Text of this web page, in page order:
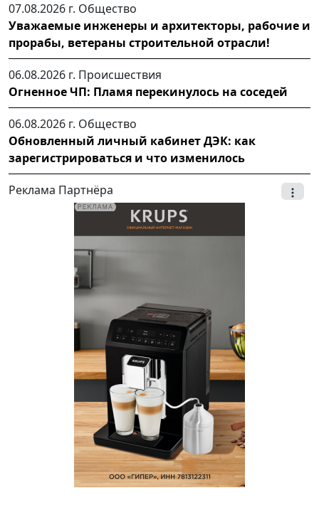
07.08.2026 г. Общество
Уважаемые инженеры и архитекторы, рабочие и
прорабы, ветераны строительной отрасли!
06.08.2026 г. Происшествия
Огненное ЧП: Пламя перекинулось на соседей
06.08.2026 г. Общество
Обновленный личный кабинет ДЭК: как
зарегистрироваться и что изменилось
Реклама Партнёра